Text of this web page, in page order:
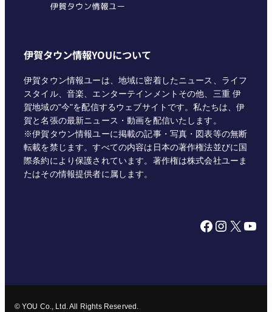
伊賀タウン情報YOUについて
伊賀タウン情報ユーは、地域に密着したニュース、ライフ
スタイル、音楽、エンターテインメントその他、三重 伊
賀地域の"今"を配信するウェブサイトです。私たちは、伊
賀と名張の最新ニュース・動画を配信いたします。
※伊賀タウン情報ユーに掲載の記事・写真・図表等の無断
転載を禁じます。すべての内容は日本の著作権法並びに国
際条約により保護されています。著作権は株式会社ユーま
たはその情報提供者に属します。
Facebook Instagram X YouTube
© YOU Co., Ltd. All Rights Reserved.